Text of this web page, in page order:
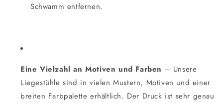
Schwamm entfernen.
Eine Vielzahl an Motiven und Farben – Unsere
Liegestühle sind in vielen Mustern, Motiven und einer
breiten Farbpalette erhältlich. Der Druck ist sehr genau